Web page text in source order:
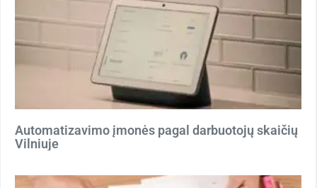
Automatizavimo įmonės pagal darbuotojų skaičių
Vilniuje